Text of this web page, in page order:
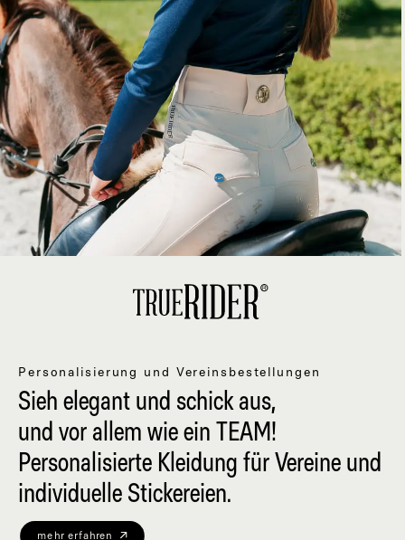
Personalisierung und Vereinsbestellungen
Sieh elegant und schick aus,
und vor allem wie ein TEAM!
Personalisierte Kleidung für Vereine und
individuelle Stickereien.
mehr erfahren